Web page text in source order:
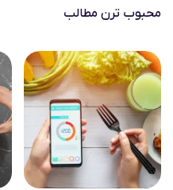
محبوب‌ ترن مطالب